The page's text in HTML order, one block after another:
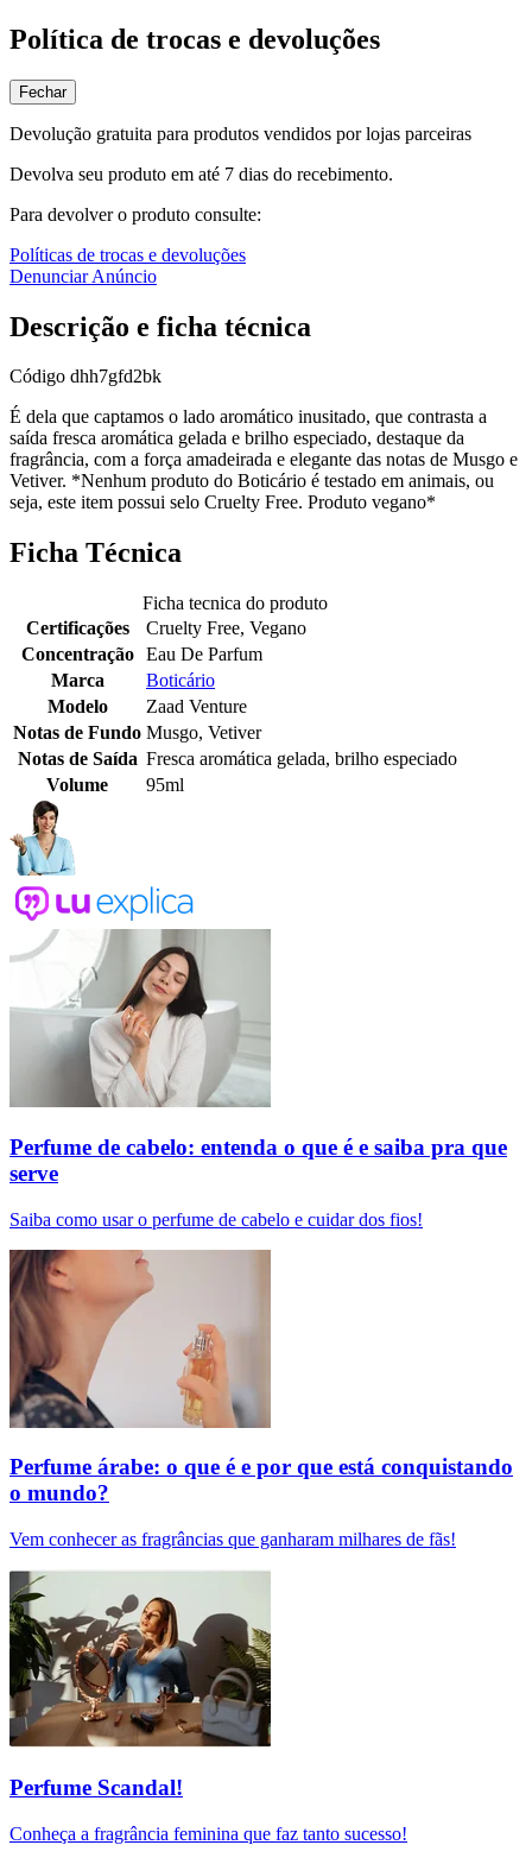
Política de trocas e devoluções
Fechar
Devolução gratuita para produtos vendidos por lojas parceiras
Devolva seu produto em até 7 dias do recebimento.
Para devolver o produto consulte:
Políticas de trocas e devoluções
Denunciar Anúncio
Descrição e ficha técnica
Código dhh7gfd2bk
É dela que captamos o lado aromático inusitado, que contrasta a
saída fresca aromática gelada e brilho especiado, destaque da
fragrância, com a força amadeirada e elegante das notas de Musgo e
Vetiver. *Nenhum produto do Boticário é testado em animais, ou
seja, este item possui selo Cruelty Free. Produto vegano*
Ficha Técnica
Ficha tecnica do produto
Certificações
Cruelty Free, Vegano
Concentração
Eau De Parfum
Marca
Boticário
Modelo
Zaad Venture
Notas de Fundo Musgo, Vetiver
Notas de Saída Fresca aromática gelada, brilho especiado
Volume
95ml
Perfume de cabelo: entenda o que é e saiba pra que
serve
Saiba como usar o perfume de cabelo e cuidar dos fios!
Perfume árabe: o que é e por que está conquistando
o mundo?
Vem conhecer as fragrâncias que ganharam milhares de fãs!
Perfume Scandal!
Conheça a fragrância feminina que faz tanto sucesso!